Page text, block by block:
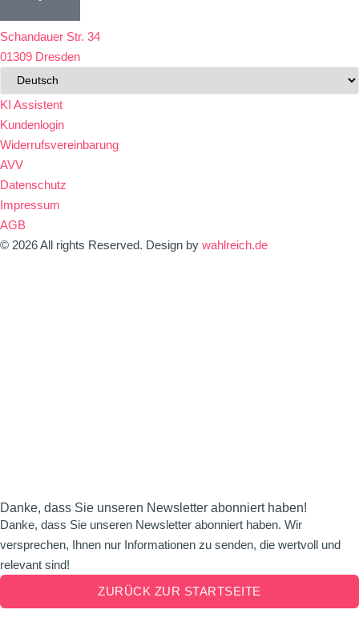
Schandauer Str. 34
01309 Dresden
KI Assistent
Kundenlogin
Widerrufsvereinbarung
AVV
Datenschutz
Impressum
AGB
© 2026 All rights Reserved. Design by wahlreich.de
Danke, dass Sie unseren Newsletter abonniert haben!
Danke, dass Sie unseren Newsletter abonniert haben. Wir
versprechen, Ihnen nur Informationen zu senden, die wertvoll und
relevant sind!
ZURÜCK ZUR STARTSEITE